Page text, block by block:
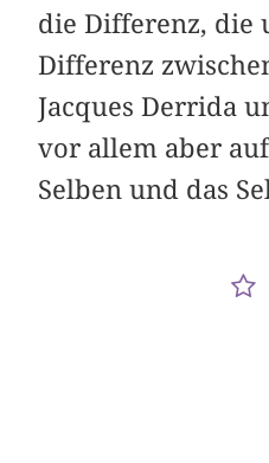
die Differenz, die
Differenz
Jacques Derrida
vor allem aber
Selben und das